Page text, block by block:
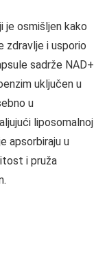
je osmišljen kako
zdravlje i usporio
sadrže NAD+
uključen u
u
liposomalnoj
apsorbiraju u
i pruža